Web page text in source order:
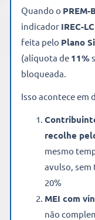
Quando o PREM-
indicador IREC-
feita pelo Plano
(alíquota de 11%
bloqueada.
Isso acontece em
recolhe
mesmo
avulso, sem
20%
MEI com
não